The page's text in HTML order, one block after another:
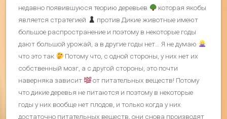
недавно появившуюся теорию деревьев
которая якобы
является стратегией
против Дикие животные имеют
большое распространение и поэтому в некоторые годы
дают большой урожай, а в другие годы нет… Я не думаю
что это так
Потому что, с одной стороны, у них нет их
собственный мозг, а с другой стороны, это почти
наверняка зависит
от питательных веществ! Потому
что дикие деревья не питаются и поэтому в некоторые
годы у них вообще нет плодов, и только когда у них
достаточно питательных веществ, они снова производят